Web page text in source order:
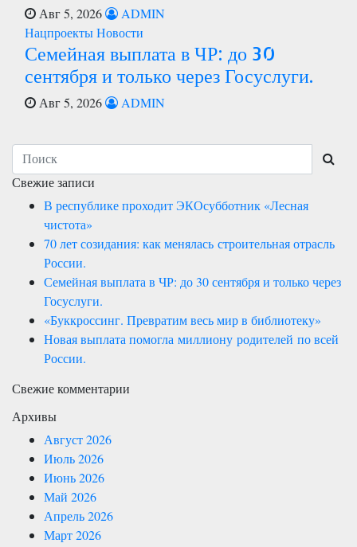
Авг 5, 2026
ADMIN
НацпроектыНовости
Семейная выплата в ЧР: до 30
сентября и только через Госуслуги.
Авг 5, 2026 ADMIN
Свежие записи
В республике проходит ЭКОсубботник «Лесная
чистота»
70 лет созидания: как менялась строительная отрасль
России.
Семейная выплата в ЧР: до 30 сентября и только через
Госуслуги.
«Буккроссинг. Превратим весь мир в библиотеку»
Новая выплата помогла миллиону родителей по всей
России.
Свежие комментарии
Архивы
Август 2026
Июль 2026
Июнь 2026
Май 2026
Апрель 2026
Март 2026